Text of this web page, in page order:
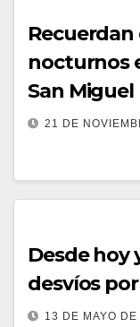
nocturnos
San Miguel
21 DE
Desde hoy
desvíos
13 DE MAYO